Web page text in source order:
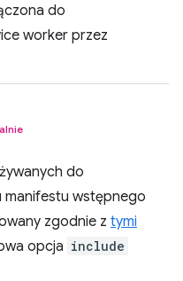
do
worker przez
do
manifestu wstępnego
zgodnie z tymi
opcja include